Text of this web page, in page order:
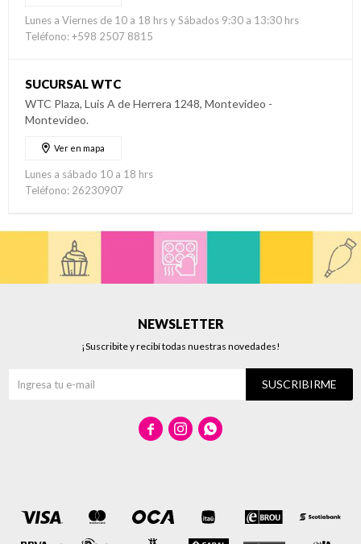
Lunes a Viernes de 10 a 18 hrs y Sábados 9:30 a 13:30 hrs
Teléfono: +598 2507 8815
SUCURSAL WTC
WTC Plaza, Luis A de Herrera 1248, Montevideo -
Montevideo.
Ver en mapa
Lunes a sábado 10 a 18 hrs
Teléfono: 26230907
NEWSLETTER
¡Suscribite y recibí todas nuestras novedades!
SUSCRIBIRME
  